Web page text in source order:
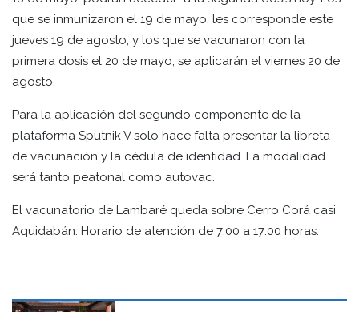
que se inmunizaron el 19 de mayo, les corresponde este
jueves 19 de agosto, y los que se vacunaron con la
primera dosis el 20 de mayo, se aplicarán el viernes 20 de
agosto.
Para la aplicación del segundo componente de la
plataforma Sputnik V solo hace falta presentar la libreta
de vacunación y la cédula de identidad. La modalidad
será tanto peatonal como autovac.
El vacunatorio de Lambaré queda sobre Cerro Corá casi
Aquidabán. Horario de atención de 7:00 a 17:00 horas.